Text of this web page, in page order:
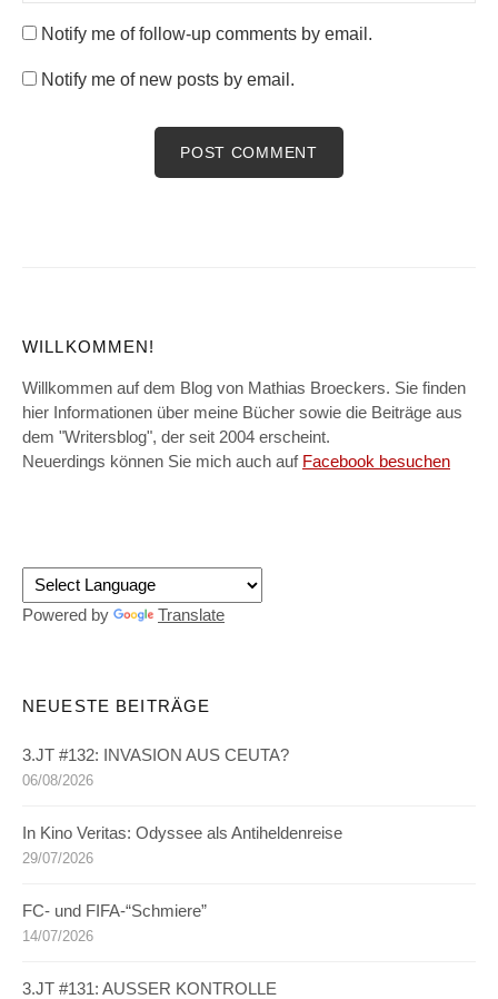
Notify me of follow-up comments by email.
Notify me of new posts by email.
WILLKOMMEN!
Willkommen auf dem Blog von Mathias Broeckers. Sie finden
hier Informationen über meine Bücher sowie die Beiträge aus
dem "Writersblog", der seit 2004 erscheint.
Neuerdings können Sie mich auch auf Facebook besuchen
Powered by Translate
NEUESTE BEITRÄGE
3.JT #132: INVASION AUS CEUTA?
06/08/2026
In Kino Veritas: Odyssee als Antiheldenreise
29/07/2026
FC- und FIFA-“Schmiere”
14/07/2026
3.JT #131: AUSSER KONTROLLE